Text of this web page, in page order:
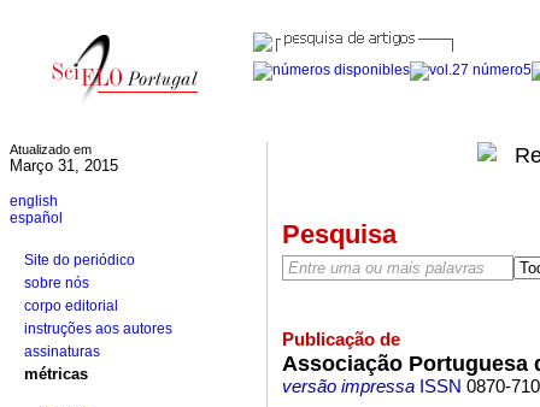
Atualizado em
Março 31, 2015
english
español
Site do periódico
sobre nós
corpo editorial
instruções aos autores
assinaturas
métricas
Pesquisa
Publicação de
Associação Portuguesa
versão impressaISSN 0870-